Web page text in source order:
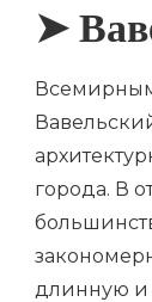
➤
города. В
длинную и